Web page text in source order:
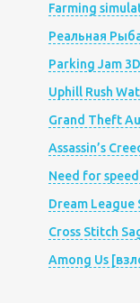
Farming
Реальная
Parking Jam 3D
Uphill Rush
Grand Theft
Assassin’s
Need for
Dream League
Cross Stitch
Among Us